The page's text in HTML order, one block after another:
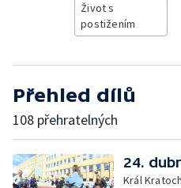
Život s
postižením
Přehled dílů
108 přehratelných
24.
Král